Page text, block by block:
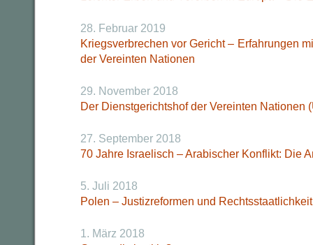
28. Februar 2019
Kriegsverbrechen vor Gericht – Erfahrungen
der Vereinten Nationen
29. November 2018
Der Dienstgerichtshof der Vereinten Nationen
27. September 2018
70 Jahre Israelisch – Arabischer Konflikt: Die
5. Juli 2018
Polen – Justizreformen und Rechtsstaatlichkeit
1. März 2018